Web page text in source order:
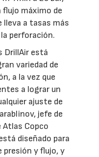
flujo máximo de
lleva a tasas más
perforación.
DrillAir está
variedad de
a la vez que
a lograr un
ajuste de
jefe de
Atlas Copco
diseñado para
presión y flujo, y